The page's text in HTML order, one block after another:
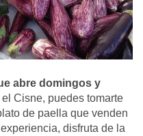
abre domingos y
Cisne, puedes tomarte
de paella que venden
disfruta de la